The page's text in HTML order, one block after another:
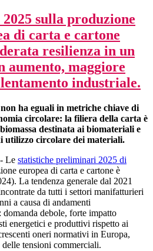
sulla produzione
di carta e cartone
resilienza in un
aumento, maggiore
industriale.
ha eguali in metriche chiave di
circolare: la filiera della carta è
destinata ai biomateriali e
utilizzo circolare dei materiali.
- Le statistiche preliminari 2025 di
europea di carta e cartone è
La tendenza generale dal 2021
da tutti i settori manifatturieri
a causa di andamenti
debole, forte impatto
energetici e produttivi rispetto ai
oneri normativi in ​​Europa,
tensioni commerciali.